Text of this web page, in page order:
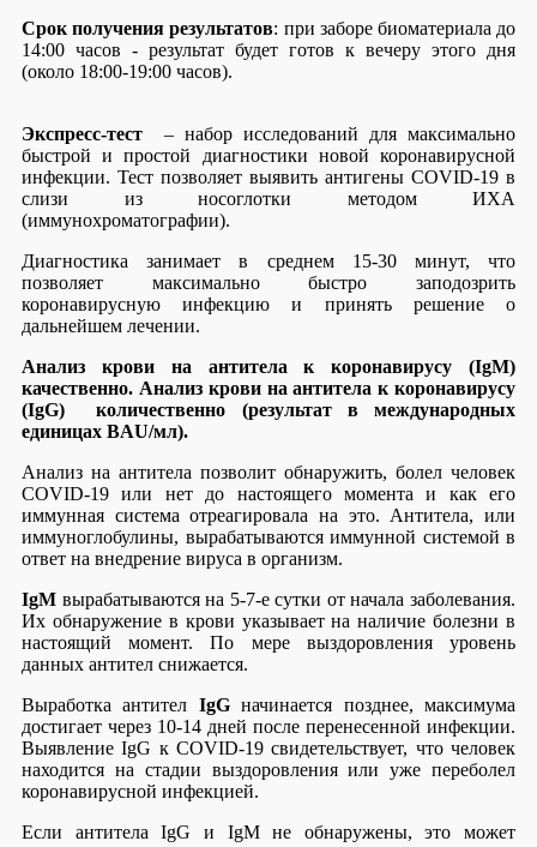
Срок получения результатов: при заборе биоматериала до
14:00 часов - результат будет готов к вечеру этого дня
(около 18:00-19:00 часов).
Экспресс-тест
– набор исследований для максимально
быстрой и простой диагностики новой коронавирусной
инфекции. Тест позволяет выявить антигены COVID-19 в
слизи из носоглотки методом ИХА
(иммунохроматографии).
Диагностика занимает в среднем 15-30 минут, что
позволяет максимально быстро заподозрить
коронавирусную инфекцию и принять решение о
дальнейшем лечении.
Анализ крови на антитела к коронавирусу (IgM)
качественно. Анализ крови на антитела к коронавирусу
(IgG) количественно (результат в международных
единицах BAU/мл).
Анализ на антитела позволит обнаружить, болел человек
COVID-19 или нет до настоящего момента и как его
иммунная система отреагировала на это. Антитела, или
иммуноглобулины, вырабатываются иммунной системой в
ответ на внедрение вируса в организм.
IgM вырабатываются на 5-7-е сутки от начала заболевания.
Их обнаружение в крови указывает на наличие болезни в
настоящий момент. По мере выздоровления уровень
данных антител снижается.
Выработка антител IgGначинается позднее, максимума
достигает через 10-14 дней после перенесенной инфекции.
Выявление IgG к COVID-19 свидетельствует, что человек
находится на стадии выздоровления или уже переболел
коронавирусной инфекцией.
Если антитела IgG и IgM не обнаружены, это может